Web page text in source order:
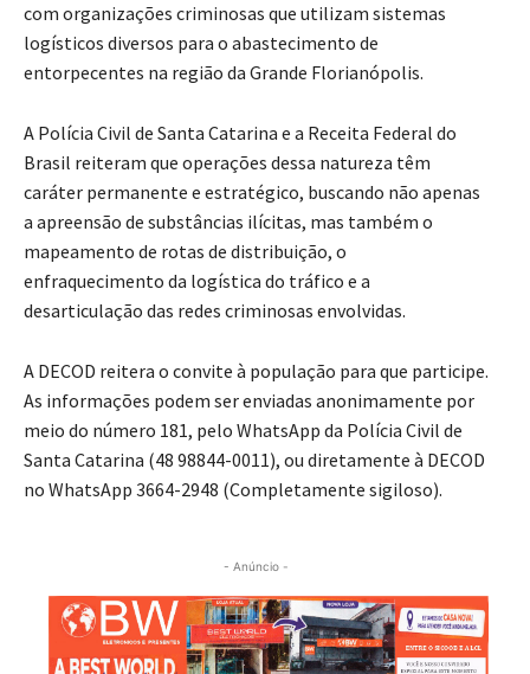
com organizações criminosas que utilizam sistemas
logísticos diversos para o abastecimento de
entorpecentes na região da Grande Florianópolis.
A Polícia Civil de Santa Catarina e a Receita Federal do
Brasil reiteram que operações dessa natureza têm
caráter permanente e estratégico, buscando não apenas
a apreensão de substâncias ilícitas, mas também o
mapeamento de rotas de distribuição, o
enfraquecimento da logística do tráfico e a
desarticulação das redes criminosas envolvidas.
A DECOD reitera o convite à população para que participe.
As informações podem ser enviadas anonimamente por
meio do número 181, pelo WhatsApp da Polícia Civil de
Santa Catarina (48 98844-0011), ou diretamente à DECOD
no WhatsApp 3664-2948 (Completamente sigiloso).
- Anúncio -